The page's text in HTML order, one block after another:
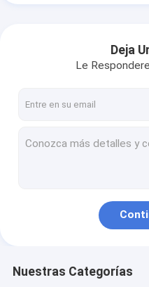
Deja
Le
Nuestras Categorías